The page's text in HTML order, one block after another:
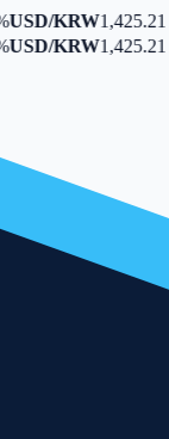
KRW1,425.21▲
KRW1,425.21▲